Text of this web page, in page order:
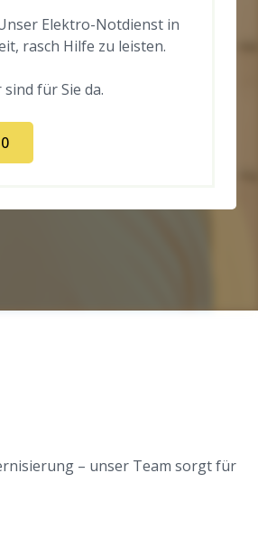
Elektro-Notdienst in
rasch Hilfe zu leisten.
für Sie da.
– unser Team sorgt für